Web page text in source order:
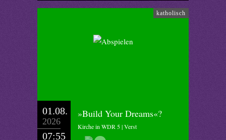
katholisch
01.08.
2026
07:55
»Build Your Dreams«?
Kirche in WDR 5 | Verst